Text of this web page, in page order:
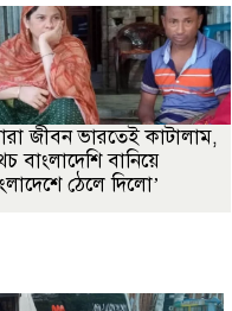
জীবন ভারতেই কাটালাম,
বাংলাদেশি বানিয়ে
ঠেলে দিলো’